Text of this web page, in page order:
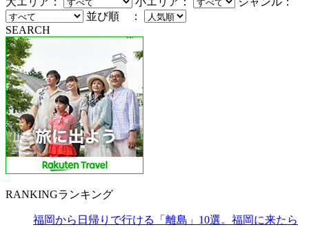
並び順 ：
SEARCH
RANKINGランキング
福岡から日帰りで行ける「離島」10選。福岡に来たら